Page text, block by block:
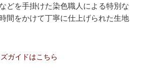
どを手掛けた染色職人による特別な
間をかけて丁寧に仕上げられた生地
ガイドはこちら